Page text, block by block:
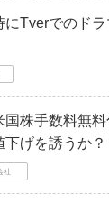
にTverでのド
国株手数料無
げを誘うか？
社